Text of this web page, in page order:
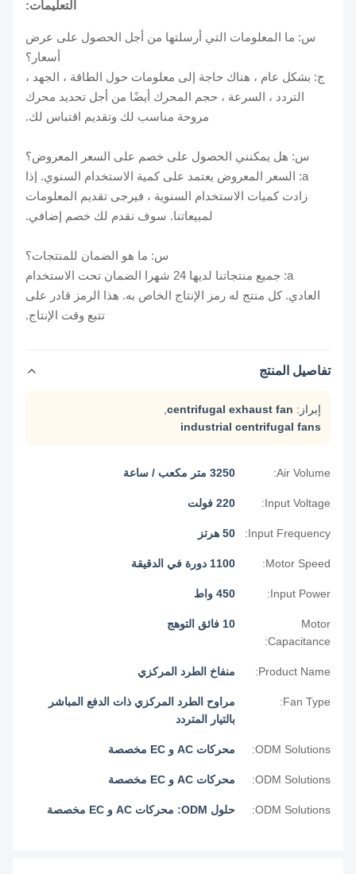
التعليمات:
س: ما المعلومات التي أرسلتها من أجل الحصول على عرض
أسعار؟
ج: بشكل عام ، هناك حاجة إلى معلومات حول الطاقة ، الجهد ،
التردد ، السرعة ، حجم المحرك أيضًا من أجل تحديد محرك
مروحة مناسب لك وتقديم اقتباس لك.
س: هل يمكنني الحصول على خصم على السعر المعروض؟
a: السعر المعروض يعتمد على كمية الاستخدام السنوي. إذا
زادت كميات الاستخدام السنوية ، فيرجى تقديم المعلومات
لمبيعاتنا. سوف نقدم لك خصم إضافي.
س: ما هو الضمان للمنتجات؟
a: جميع منتجاتنا لديها 24 شهرا الضمان تحت الاستخدام
العادي. كل منتج له رمز الإنتاج الخاص به. هذا الرمز قادر على
تتبع وقت الإنتاج.
تفاصيل المنتج
centrifugal exhaust fan
,
industrial centrifugal fans
Air Volume:
Input Voltage:
Input Frequency: 50 هرتز
Motor Speed:
Input Power:
Motor
Capacitance:
Product Name: منفاخ الطرد المركزي
Fan Type:
مراوح الطرد المركزي ذات الدفع المباشر
بالتيار المتردد
ODM Solutions: محركات AC و EC مخصصة
ODM Solutions: محركات AC و EC مخصصة
ODM Solutions: حلول ODM: محركات AC و EC مخصصة